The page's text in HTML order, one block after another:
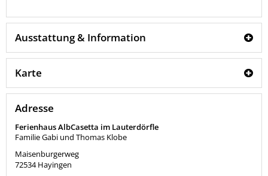
Ausstattung & Information
Karte
Adresse
Ferienhaus AlbCasetta im Lauterdörfle
Familie Gabi und Thomas Klobe
Maisenburgerweg
72534 Hayingen